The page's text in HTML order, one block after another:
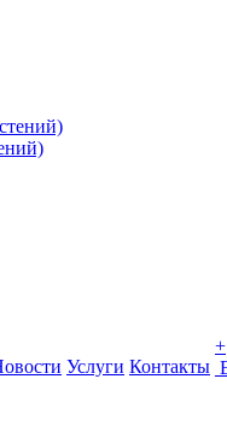
Услуги Контакты
+